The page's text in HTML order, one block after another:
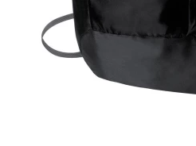
VINO I BAR
UPALJAČI
SLOBODNO VREME